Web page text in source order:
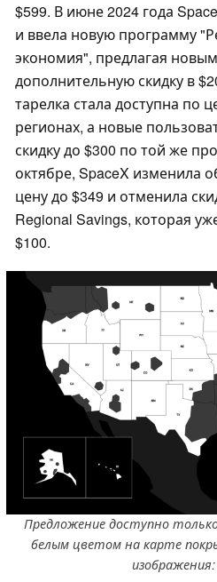
$599. В июне 2024 года
и ввела новую программу
экономия", предлагая
дополнительную скидку в
тарелка стала доступна по
регионах, а новые
скидку до $300 по той же
октябре, SpaceX изменила
цену до $349 и отменила
Regional Savings, которая
$100.
Предложение доступно
белым цветом на карте